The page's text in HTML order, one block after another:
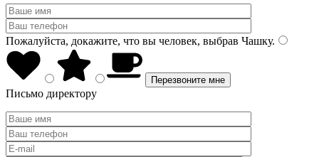
Пожалуйста, докажите, что вы человек, выбрав Чашку.
Письмо директору